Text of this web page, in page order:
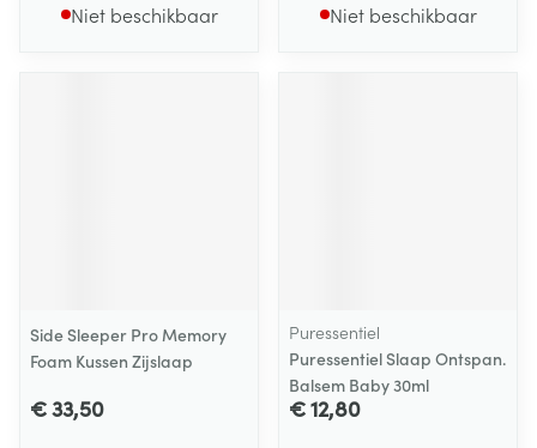
Niet beschikbaar Niet beschikbaar
Side Sleeper Pro Memory
Foam Kussen Zijslaap
€ 33,50
Puressentiel
Puressentiel Slaap Ontspan.
Balsem Baby 30ml
€ 12,80